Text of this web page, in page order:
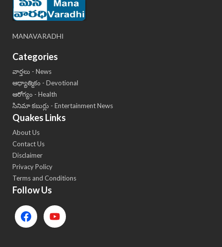
MANAVARADHI
Categories
వార్తలు - News
ఆధ్యాత్మికం - Devotional
ఆరోగ్యం - Health
సినిమా కబుర్లు - Entertainment News
Quakes Links
About Us
Contact Us
Disclaimer
Privacy Policy
Terms and Conditions
Follow Us